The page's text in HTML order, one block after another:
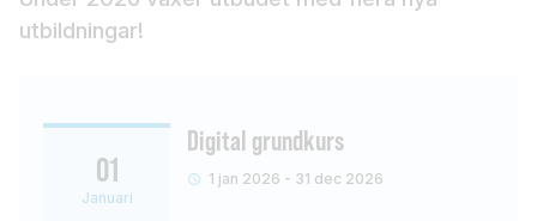
utbildningar!
01
Januari
Digital grundkurs
1 jan 2026 - 31 dec 2026